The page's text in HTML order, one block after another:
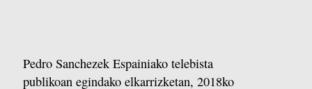
Pedro Sanchezek Espainiako telebista
publikoan egindako elkarrizketan, 2018ko